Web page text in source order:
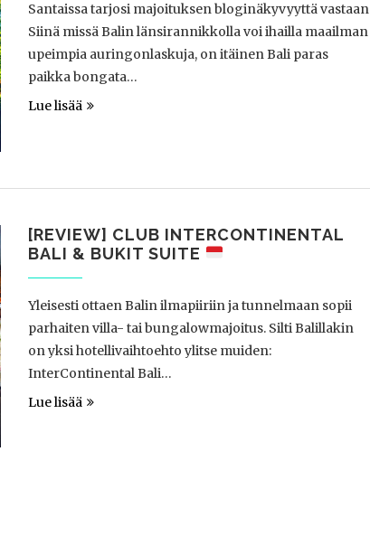
Santaissa tarjosi majoituksen bloginäkyvyyttä vastaan
Siinä missä Balin länsirannikkolla voi ihailla maailman
upeimpia auringonlaskuja, on itäinen Bali paras
paikka bongata…
Lue lisää
[REVIEW] CLUB INTERCONTINENTAL
BALI & BUKIT SUITE
Yleisesti ottaen Balin ilmapiiriin ja tunnelmaan sopii
parhaiten villa- tai bungalowmajoitus. Silti Balillakin
on yksi hotellivaihtoehto ylitse muiden:
InterContinental Bali…
Lue lisää